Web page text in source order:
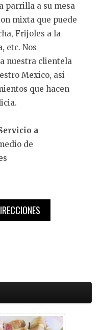
parrilla a su mesa
mixta que puede
Frijoles a la
etc. Nos
nuestra clientela
Mexico, asi
que hacen
a
de